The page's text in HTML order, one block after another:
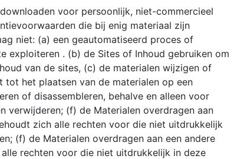
voor persoonlijk, niet-commercieel
die bij enig materiaal zijn
niet: (a) een geautomatiseerd proces of
exploiteren . (b) de Sites of Inhoud gebruiken om
van de sites, (c) de materialen wijzigen of
het plaatsen van de materialen op een
of disassembleren, behalve en alleen voor
verwijderen; (f) de Materialen overdragen aan
zich alle rechten voor die niet uitdrukkelijk
(f) de Materialen overdragen aan een andere
rechten voor die niet uitdrukkelijk in deze